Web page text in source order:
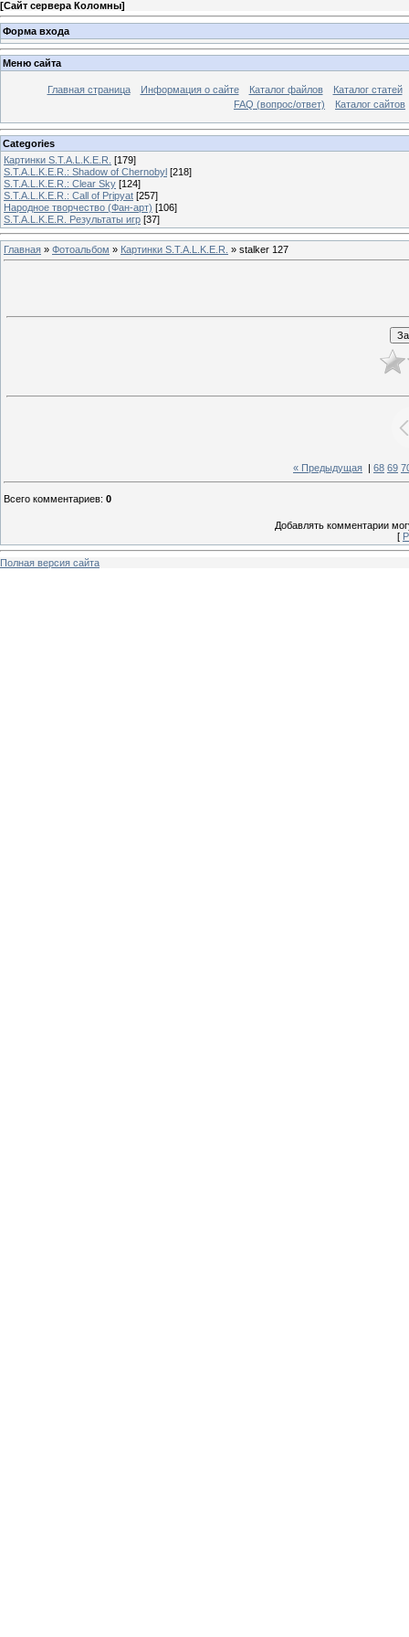
[Сайт сервера Коломны]
Форма входа
Меню сайта
Главная страница Информация о сайте Каталог файлов
Каталог статей
FAQ (вопрос/ответ)
Каталог сайтов
Categories
Картинки S.T.A.L.K.E.R. [179]
S.T.A.L.K.E.R.: Shadow of Chernobyl [218]
S.T.A.L.K.E.R.: Clear Sky [124]
S.T.A.L.K.E.R.: Call of Pripyat [257]
Народное творчество (Фан-арт) [106]
S.T.A.L.K.E.R. Результаты игр [37]
Главная » Фотоальбом » Картинки S.T.A.L.K.E.R. » stalker 127
« Предыдущая 68 69
Всего комментариев: 0
Добавлять комментарии
[
Полная версия сайта